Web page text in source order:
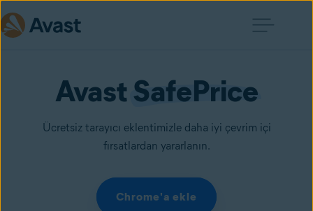
Avast SafePrice
Ücretsiz tarayıcı eklentimizle daha iyi çevrim içi
fırsatlardan yararlanın.
Chrome'a ekle